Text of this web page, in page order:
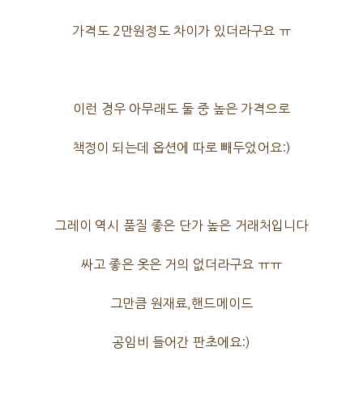
가격도 2만원정도 차이가 있더라구요 ㅠ
이런 경우 아무래도 둘 중 높은 가격으로
책정이 되는데 옵션에 따로 빼두었어요:)
그레이 역시 품질 좋은 단가 높은 거래처입니다
싸고 좋은 옷은 거의 없더라구요 ㅠㅠ
그만큼 원재료,핸드메이드
공임비 들어간 판초에요:)